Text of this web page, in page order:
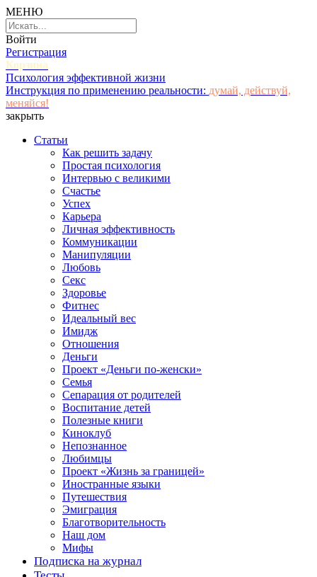
МЕНЮ
Войти
Регистрация
Корзина
Психология эффективной жизни
Инструкция по применению реальности: думай, действуй,
меняйся!
закрыть
Статьи
Как решить задачу
Простая психология
Интервью с великими
Счастье
Успех
Карьера
Личная эффективность
Коммуникации
Манипуляции
Любовь
Секс
Здоровье
Фитнес
Идеальный вес
Имидж
Отношения
Деньги
Проект «Деньги по-женски»
Семья
Сепарация от родителей
Воспитание детей
Полезные книги
Киноклуб
Непознанное
Любимцы
Проект «Жизнь за границей»
Иностранные языки
Путешествия
Эмиграция
Благотворительность
Наш дом
Мифы
Подписка на журнал